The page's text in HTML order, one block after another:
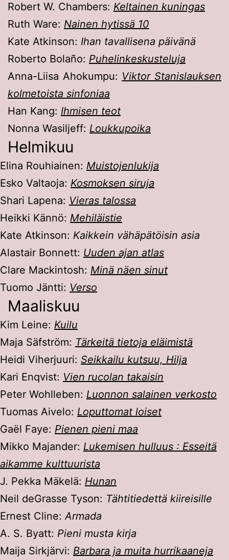
Robert W. Chambers: Keltainen kuningas
Ruth Ware: Nainen hytissä 10
Kate Atkinson: Ihan tavallisena päivänä
Roberto Bolaño: Puhelinkeskusteluja
Anna-Liisa Ahokumpu: Viktor Stanislauksen
kolmetoista sinfoniaa
Han Kang: Ihmisen teot
Nonna Wasiljeff: Loukkupoika
Helmikuu
Elina Rouhiainen: Muistojenlukija
Esko Valtaoja: Kosmoksen siruja
Shari Lapena: Vieras talossa
Heikki Kännö: Mehiläistie
Kate Atkinson: Kaikkein vähäpätöisin asia
Alastair Bonnett: Uuden ajan atlas
Clare Mackintosh: Minä näen sinut
Tuomo Jäntti: Verso
Maaliskuu
Kim Leine: Kuilu
Maja Säfström: Tärkeitä tietoja eläimistä
Heidi Viherjuuri: Seikkailu kutsuu, Hilja
Kari Enqvist: Vien rucolan takaisin
Peter Wohlleben: Luonnon salainen verkosto
Tuomas Aivelo: Loputtomat loiset
Gaël Faye: Pienen pieni maa
Mikko Majander: Lukemisen hulluus : Esseitä
aikamme kulttuurista
J. Pekka Mäkelä: Hunan
Neil deGrasse Tyson: Tähtitiedettä kiireisille
Ernest Cline:Armada
A. S. Byatt: Pieni musta kirja
Maija Sirkjärvi: Barbara ja muita hurrikaaneja